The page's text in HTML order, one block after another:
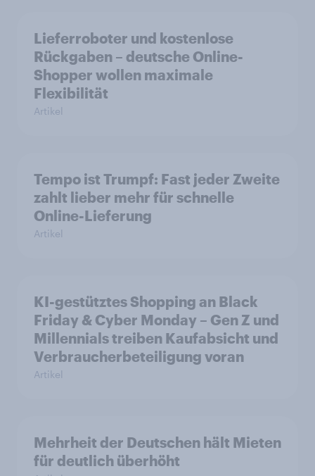
Lieferroboter und kostenlose
Rückgaben – deutsche Online-
Shopper wollen maximale
Flexibilität
Artikel
Tempo ist Trumpf: Fast jeder Zweite
zahlt lieber mehr für schnelle
Online-Lieferung
Artikel
KI-gestütztes Shopping an Black
Friday & Cyber Monday – Gen Z und
Millennials treiben Kaufabsicht und
Verbraucherbeteiligung voran
Artikel
Mehrheit der Deutschen hält Mieten
für deutlich überhöht